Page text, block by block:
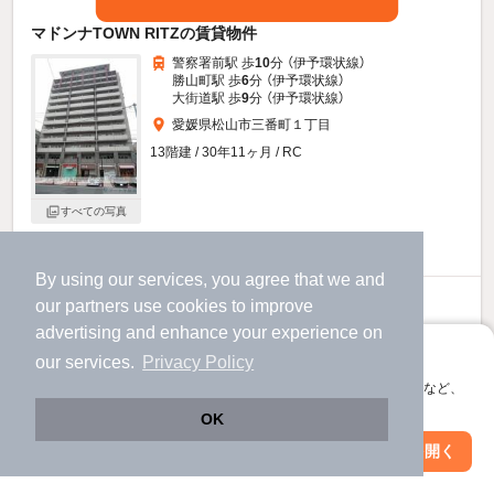
By using our services, you agree that we and
our partners use cookies to improve
advertising and enhance your experience on
our services.
Privacy Policy
OK
アプリに切り替えて、サクサクお部屋探し
会員登録なしですぐ使える。マップ検索やお気に入り保存など、
アプリを開く
マドンナTOWN RITZの賃貸物件
すべての写真
警察署前駅 歩10分 （伊予環状線）
勝山町駅 歩6分 （伊予環状線）
大街道駅 歩9分 （伊予環状線）
愛媛県松山市三番町１丁目
13階建 / 30年11ヶ月 / RC
6.8万円
（管理費8,000円）
敷 不要 礼 不要
絞り込み条件を変更